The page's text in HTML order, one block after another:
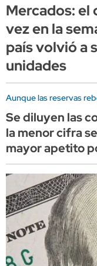
Mercados: el
vez en la
país volvió a
unidades
Aunque las reservas
Se diluyen las
la menor cifra
mayor apetito